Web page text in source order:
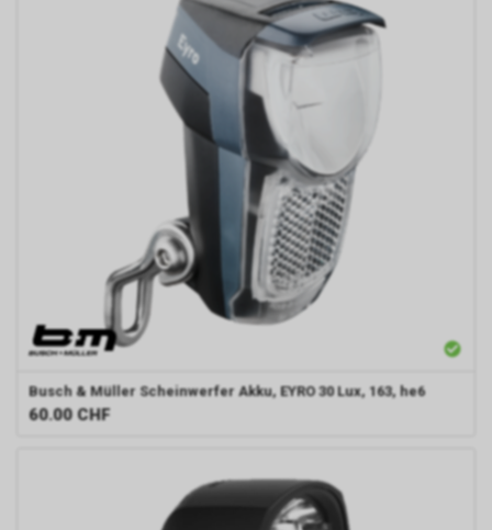
Busch & Müller Scheinwerfer Akku, EYRO 30 Lux, 163, he6
60.00 CHF